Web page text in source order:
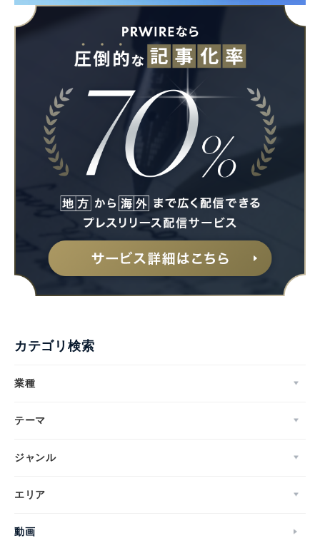
カテゴリ検索
業種
テーマ
ジャンル
エリア
動画